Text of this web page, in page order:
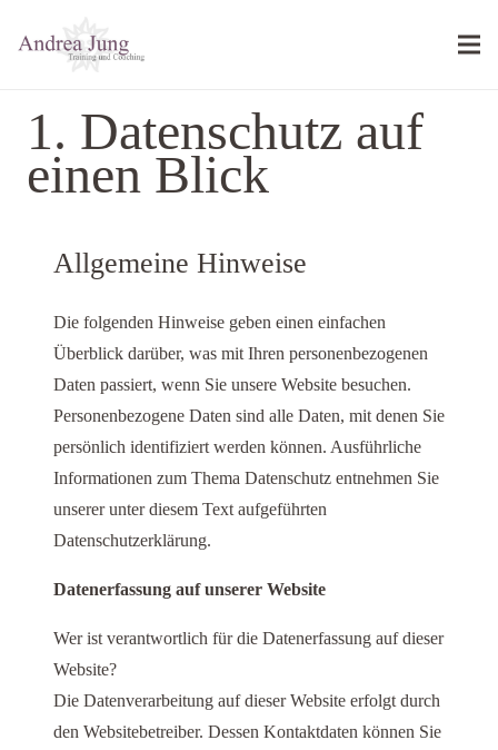
1. Datenschutz auf
einen Blick
Allgemeine Hinweise
Die folgenden Hinweise geben einen einfachen
Überblick darüber, was mit Ihren personenbezogenen
Daten passiert, wenn Sie unsere Website besuchen.
Personenbezogene Daten sind alle Daten, mit denen Sie
persönlich identifiziert werden können. Ausführliche
Informationen zum Thema Datenschutz entnehmen Sie
unserer unter diesem Text aufgeführten
Datenschutzerklärung.
Datenerfassung auf unserer Website
Wer ist verantwortlich für die Datenerfassung auf dieser
Website?
Die Datenverarbeitung auf dieser Website erfolgt durch
den Websitebetreiber. Dessen Kontaktdaten können Sie